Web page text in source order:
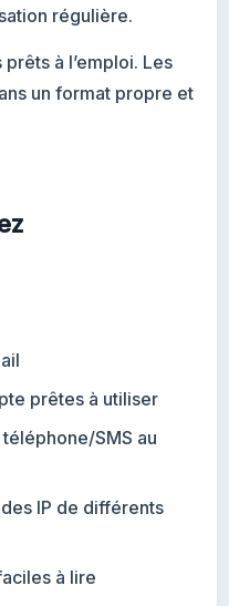
régulière.
à l’emploi. Les
un format propre et
prêtes à utiliser
SMS au
IP de différents
à lire